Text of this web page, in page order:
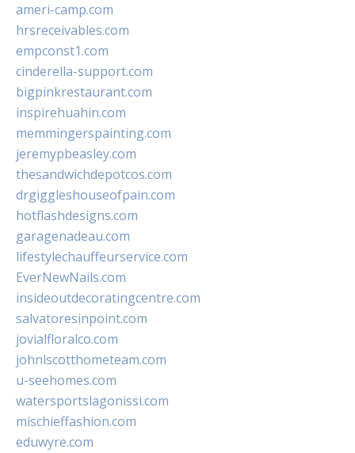
ameri-camp.com
hrsreceivables.com
empconst1.com
cinderella-support.com
bigpinkrestaurant.com
inspirehuahin.com
memmingerspainting.com
jeremypbeasley.com
thesandwichdepotcos.com
drgiggleshouseofpain.com
hotflashdesigns.com
garagenadeau.com
lifestylechauffeurservice.com
EverNewNails.com
insideoutdecoratingcentre.com
salvatoresinpoint.com
jovialfloralco.com
johnlscotthometeam.com
u-seehomes.com
watersportslagonissi.com
mischieffashion.com
eduwyre.com